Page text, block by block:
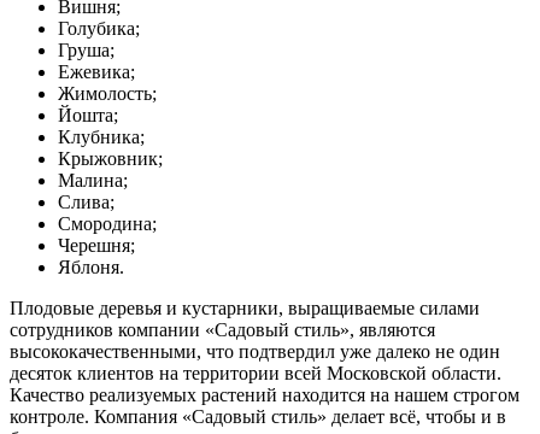
Вишня;
Голубика;
Груша;
Ежевика;
Жимолость;
Йошта;
Клубника;
Крыжовник;
Малина;
Слива;
Смородина;
Черешня;
Яблоня.
Плодовые деревья и кустарники, выращиваемые силами
сотрудников компании «Садовый стиль», являются
высококачественными, что подтвердил уже далеко не один
десяток клиентов на территории всей Московской области.
Качество реализуемых растений находится на нашем строгом
контроле. Компания «Садовый стиль» делает всё, чтобы и в